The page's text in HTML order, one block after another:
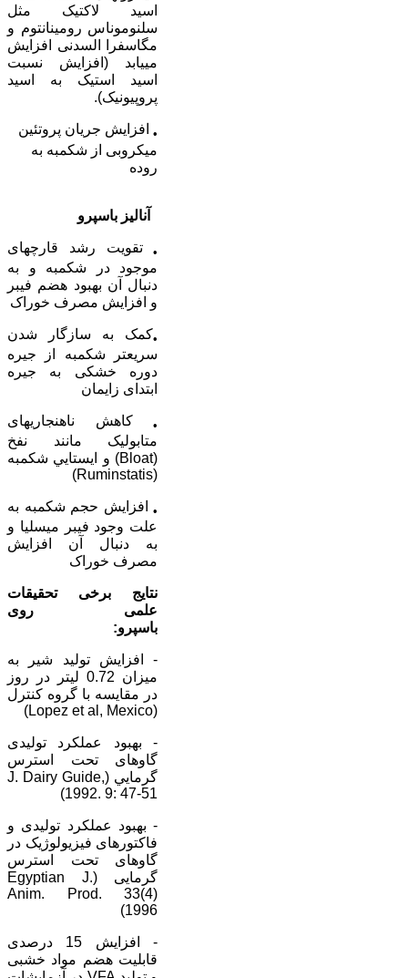
اسيد لاکتيک مثل
سلنوموناس رومينانتوم و
مگاسفرا السدنی افزايش
می­يابد (افزايش نسبت
اسيد استيک به اسيد
پروپيونيک).
• افزايش جريان پروتئين
ميکروبی از شکمبه به
روده
آناليز باسپرو
• تقويت رشد قارچ­های
موجود در شکمبه و به
دنبال آن بهبود هضم فيبر
و افزايش مصرف خوراک
•کمک به سازگار شدن
سريع­تر شکمبه از جيره
دوره خشکی به جيره
ابتدای زايمان
• کاهش ناهنجاری­های
متابوليک مانند نفخ
(Bloat) و ايستايي شکمبه
(Ruminstatis)
• افزايش حجم شکمبه به
علت وجود فيبر ميسليا و
به دنبال آن افزايش
مصرف خوراک
نتايج برخی تحقيقات
علمی روی
- افزايش توليد شير به
ميزان 0.72 ليتر در روز
در مقايسه با گروه کنترل
(Lopez et al, Mexico)
- بهبود عملکرد توليدی
گاوهای تحت استرس
گرمايي (J. Dairy Guide,
1992. 9: 47-51)
- بهبود عملکرد توليدی و
فاکتورهای فيزيولوژيک در
گاوهای تحت استرس
گرمايی (Egyptian J.
Anim. Prod. 33(4)
1996)
- افزايش 15 درصدی
قابليت هضم مواد خشبی